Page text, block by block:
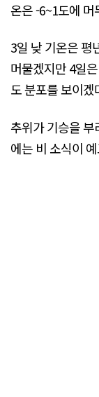
온은 -6~1도에
3일 낮 기온은 평
머물겠지만 4일
도 분포를 보이겠
추위가 기승을
에는 비 소식이